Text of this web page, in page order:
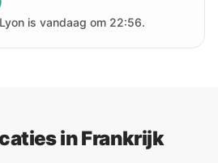
is vandaag om 22:56.
in Frankrijk